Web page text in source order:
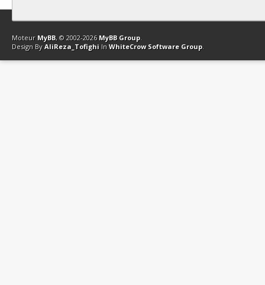
Contact Club Affiliation Retourner en haut Version bas-débit
Moteur MyBB, © 2002-2026 MyBB Group.
Design By AliReza_Tofighi In WhiteCrow Software Group.